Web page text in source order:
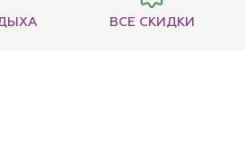
ВСЕ СКИДКИ